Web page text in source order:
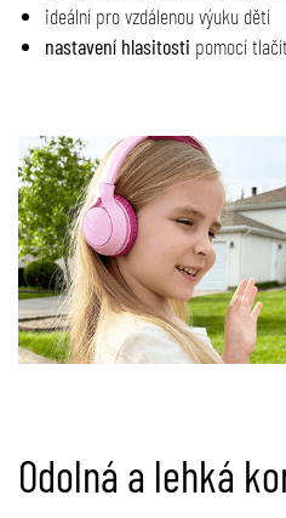
ideální pro vzdálenou výuku dětí
nastavení hlasitosti pomocí
Odolná a lehká